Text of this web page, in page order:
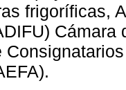
frigoríficas,